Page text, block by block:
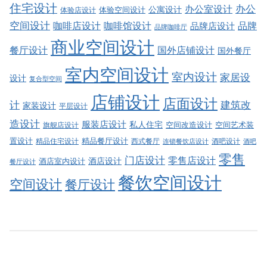
住宅设计 体验店设计 体验空间设计 公寓设计 办公室设计 办公
空间设计 咖啡店设计 咖啡馆设计 品牌咖啡厅 品牌店设计 品牌
餐厅设计 商业空间设计 国外店铺设计 国外餐厅
设计 复合型空间 室内空间设计 室内设计 家居设
计 家装设计 平层设计 店铺设计 店面设计 建筑改
造设计 旗舰店设计 服装店设计 私人住宅 空间改造设计 空间艺术装
置设计 精品住宅设计 精品餐厅设计 西式餐厅 连锁餐饮店设计 酒吧设计 酒吧
餐厅设计 酒店室内设计 酒店设计 门店设计 零售店设计 零售
空间设计餐厅设计 餐饮空间设计